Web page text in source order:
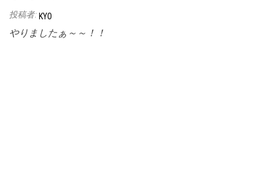
投稿者: KYO
やりましたぁ～～！！